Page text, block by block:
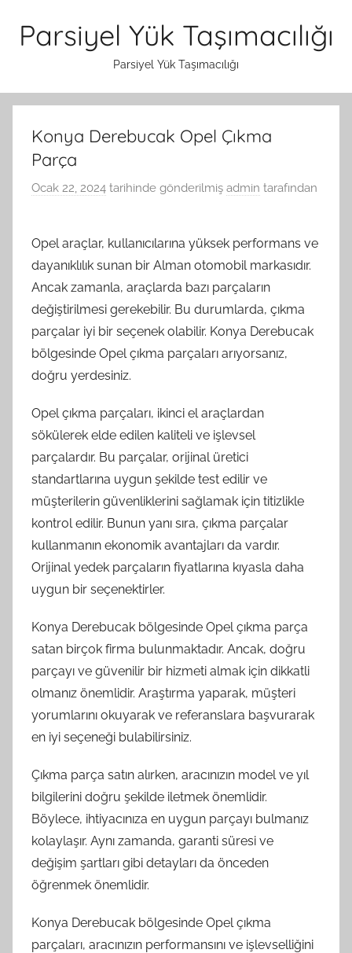
Parsiyel Yük Taşımacılığı
Parsiyel Yük Taşımacılığı
Konya Derebucak Opel Çıkma
Parça
Ocak 22, 2024 tarihinde gönderilmiş admin tarafından
Opel araçlar, kullanıcılarına yüksek performans ve
dayanıklılık sunan bir Alman otomobil markasıdır.
Ancak zamanla, araçlarda bazı parçaların
değiştirilmesi gerekebilir. Bu durumlarda, çıkma
parçalar iyi bir seçenek olabilir. Konya Derebucak
bölgesinde Opel çıkma parçaları arıyorsanız,
doğru yerdesiniz.
Opel çıkma parçaları, ikinci el araçlardan
sökülerek elde edilen kaliteli ve işlevsel
parçalardır. Bu parçalar, orijinal üretici
standartlarına uygun şekilde test edilir ve
müşterilerin güvenliklerini sağlamak için titizlikle
kontrol edilir. Bunun yanı sıra, çıkma parçalar
kullanmanın ekonomik avantajları da vardır.
Orijinal yedek parçaların fiyatlarına kıyasla daha
uygun bir seçenektirler.
Konya Derebucak bölgesinde Opel çıkma parça
satan birçok firma bulunmaktadır. Ancak, doğru
parçayı ve güvenilir bir hizmeti almak için dikkatli
olmanız önemlidir. Araştırma yaparak, müşteri
yorumlarını okuyarak ve referanslara başvurarak
en iyi seçeneği bulabilirsiniz.
Çıkma parça satın alırken, aracınızın model ve yıl
bilgilerini doğru şekilde iletmek önemlidir.
Böylece, ihtiyacınıza en uygun parçayı bulmanız
kolaylaşır. Aynı zamanda, garanti süresi ve
değişim şartları gibi detayları da önceden
öğrenmek önemlidir.
Konya Derebucak bölgesinde Opel çıkma
parçaları, aracınızın performansını ve işlevselliğini